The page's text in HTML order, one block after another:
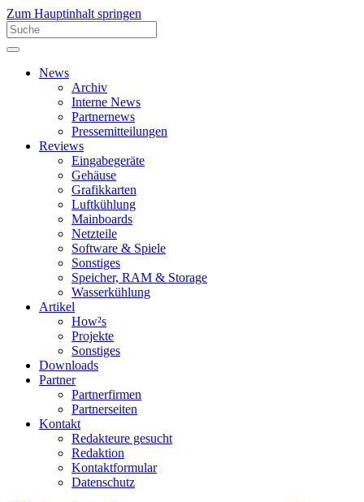
Zum Hauptinhalt springen
News
Archiv
Interne News
Partnernews
Pressemitteilungen
Reviews
Eingabegeräte
Gehäuse
Grafikkarten
Luftkühlung
Mainboards
Netzteile
Software & Spiele
Sonstiges
Speicher, RAM & Storage
Wasserkühlung
Artikel
How²s
Projekte
Sonstiges
Downloads
Partner
Partnerfirmen
Partnerseiten
Kontakt
Redakteure gesucht
Redaktion
Kontaktformular
Datenschutz